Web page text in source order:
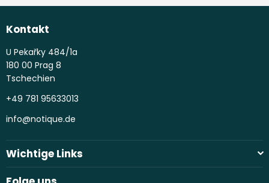
Kontakt
U Pekařky 484/1a
180 00 Prag 8
Tschechien
+49 781 95633013
info@notique.de
Wichtige Links